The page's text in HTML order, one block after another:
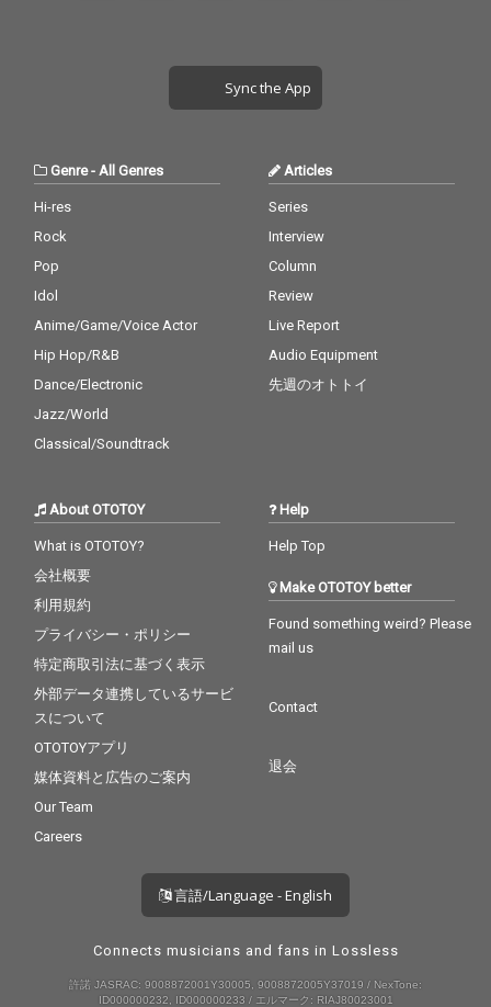
Sync the App
Genre-All Genres
Hi-res
Rock
Pop
Idol
Anime/Game/Voice Actor
Hip Hop/R&B
Dance/Electronic
Jazz/World
Classical/Soundtrack
Articles
Series
Interview
Column
Review
Live Report
Audio Equipment
先週のオトトイ
About OTOTOY
What is OTOTOY?
会社概要
利用規約
プライバシー・ポリシー
特定商取引法に基づく表示
外部データ連携しているサービ
スについて
OTOTOYアプリ
媒体資料と広告のご案内
Our Team
Careers
Help
Help Top
Make OTOTOY better
Found something weird? Please
mail us
Contact
退会
言語/Language - English
Connects musicians and fans in Lossless
許諾 JASRAC: 9008872001Y30005, 9008872005Y37019 / NexTone:
ID000000232, ID000000233 / エルマーク: RIAJ80023001